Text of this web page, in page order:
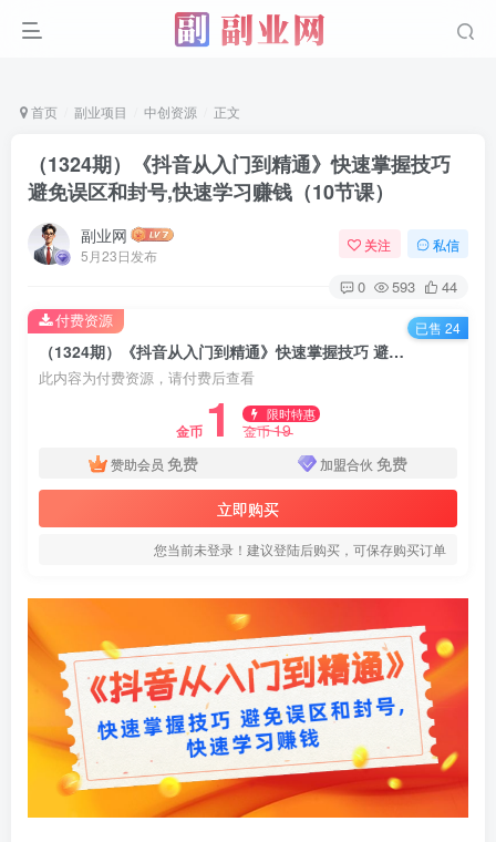
首页 副业项目 中创资源 正文
（1324期）《抖音从入门到精通》快速掌握技巧
避免误区和封号,快速学习赚钱（10节课）
副业网
5月23日发布
关注 私信
0 593 44
（1324期）《抖音从入门到精通》快速掌握技巧 避免误区和封号,快速学习赚钱（10节课）
此内容为付费资源，请付费后查看
金币 1 限时特惠
金币19
赞助会员 免费 加盟合伙 免费
立即购买
您当前未登录！建议登陆后购买，可保存购买订单
付费资源 已售 24